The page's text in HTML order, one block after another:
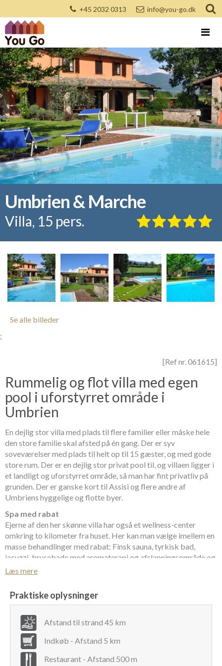
+45 2032 0313 info@you-go.dk
Umbrien & Marche
Villa, 15 pers.
Se alle billeder
;
[Ref nr. 061615]
Rummelig og flot villa med egen
pool i uforstyrret område i
Umbrien
En dejlig stor villa med plads til flere familier eller måske hele
den store familie skal afsted på én gang. Der er syv
soveværelser med plads til helt op til 15 gæster, og med gode
store rum. Der er en dejlig stor privat pool til, og villaen ligger i
et landligt og uforstyrret område, så man har fint privatliv på
grunden. Der er ganske kort til Assisi og flere andre af
Umbriens hyggelige og flotte byer.
Spa med rabat
Ejerne af den her skønne villa har også et wellness-center
omkring to kilometer fra huset. Her kan man vælge imellem en
masse behandlinger med rabat: Finsk sauna, tyrkisk bad,
jacuzzi, brusebade med aromaterapi og afslapningsområde og
massage.
eller ved poolen hele dagen og mærke det beroligende vand
køle, mens man suger til d-vitaminer til sig fra solen. Og her er
der ikke nogen, der tæller, hvor mange glas god, lokal vin, man
når at drikke på sådan en dag...
Middagen kan enten nydes ude på en nærliggende restaurant,
eller man kan tage køkken og grill i brug måske med en lækker
Læs mere
Praktiske oplysninger
Afstand til strand 45 km
Indkøb - Afstand 5 km
Restaurant - Afstand 500 m